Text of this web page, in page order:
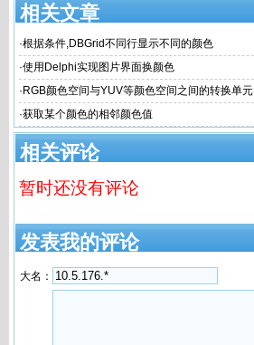
相关文章
·根据条件,DBGrid不同行显示不同的颜色
·使用Delphi实现图片界面换颜色
· RGB颜色空间与YUV等颜色空间之间的转换单元
·获取某个颜色的相邻颜色值
相关评论
暂时还没有评论
发表我的评论
大名：